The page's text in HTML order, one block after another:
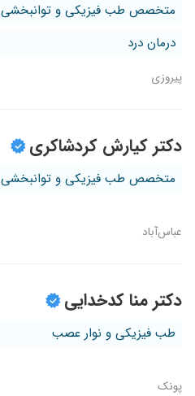
متخصص طب فیزیکی و توانبخشی
درمان درد
پیروزی
دکتر کیارش کردشاکری
متخصص طب فیزیکی و توانبخشی
عباس‌آباد
دکتر منا کدخدایی
طب فیزیکی و نوار عصب
پونک